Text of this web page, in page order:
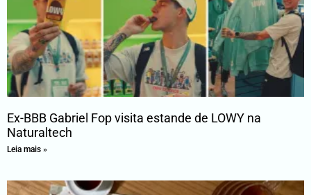
Ex-BBB Gabriel Fop visita estande de LOWY na
Naturaltech
Leia mais »